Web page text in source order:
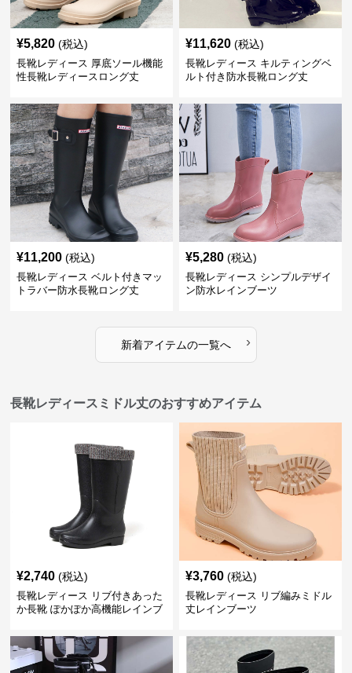
¥5,820 (税込)
長靴レディース 厚底ソール機能
性長靴レディースロング丈
¥11,620 (税込)
長靴レディース キルティングベ
ルト付き防水長靴ロング丈
¥11,200 (税込)
長靴レディース ベルト付きマッ
トラバー防水長靴ロング丈
¥5,280 (税込)
長靴レディース シンプルデザイ
ン防水レインブーツ
新着アイテムの一覧へ ›
長靴レディースミドル丈のおすすめアイテム
¥2,740 (税込)
長靴レディース リブ付きあった
か長靴 ぽかぽか高機能レインブ
¥3,760 (税込)
長靴レディース リブ編みミドル
丈レインブーツ